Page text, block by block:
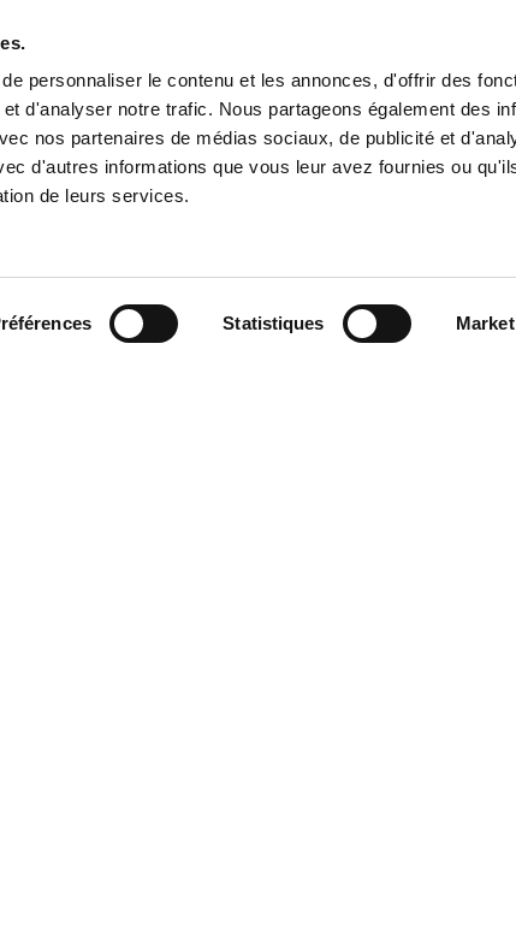
personnaliser le contenu et les annonces, d'offrir des
d'analyser notre trafic. Nous partageons également des
nos partenaires de médias sociaux, de publicité et
d'autres informations que vous leur avez fournies ou
de leurs services.
Statistiques